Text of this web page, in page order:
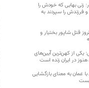
زنی بهایی که خودش را
و فرزندش را سپردند به
قتل شاپور بختیار و
یکی از کهن‌ترین آیین‌های
در ایران زنده است
با عمان به معنای بازگشایی